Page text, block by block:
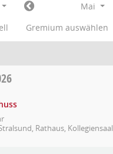
Mai
Gremium auswählen
Rathaus, Kollegiensaal